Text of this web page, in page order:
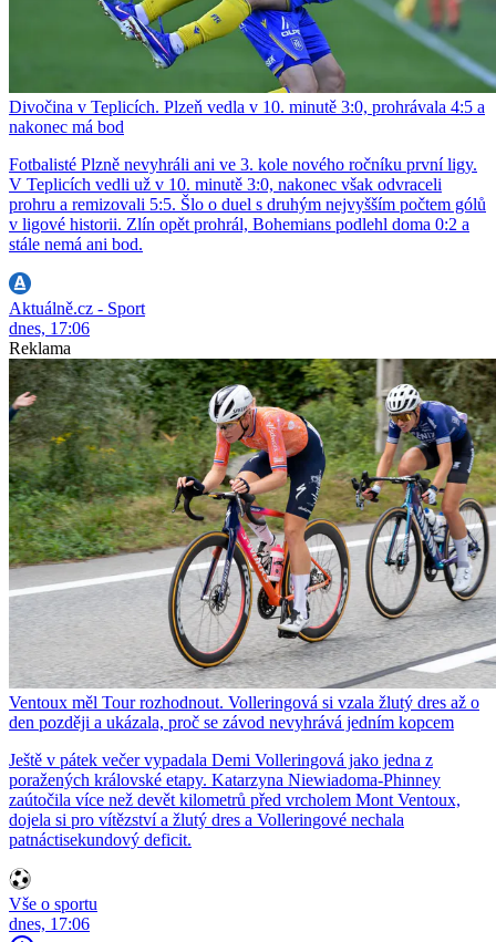
Divočina v Teplicích. Plzeň vedla v 10. minutě 3:0, prohrávala 4:5 a
nakonec má bod
Fotbalisté Plzně nevyhráli ani ve 3. kole nového ročníku první ligy.
V Teplicích vedli už v 10. minutě 3:0, nakonec však odvraceli
prohru a remizovali 5:5. Šlo o duel s druhým nejvyšším počtem gólů
v ligové historii. Zlín opět prohrál, Bohemians podlehl doma 0:2 a
stále nemá ani bod.
Aktuálně.cz - Sport
dnes, 17:06
Reklama
Ventoux měl Tour rozhodnout. Volleringová si vzala žlutý dres až o
den později a ukázala, proč se závod nevyhrává jedním kopcem
Ještě v pátek večer vypadala Demi Volleringová jako jedna z
poražených královské etapy. Katarzyna Niewiadoma-Phinney
zaútočila více než devět kilometrů před vrcholem Mont Ventoux,
dojela si pro vítězství a žlutý dres a Volleringové nechala
patnáctisekundový deficit.
Vše o sportu
dnes, 17:06